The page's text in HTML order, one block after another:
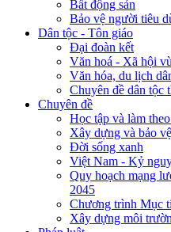
Bất động sản
Bảo vệ người tiêu
Dân tộc - Tôn giáo
Đại đoàn kết
Văn hoá - Xã hội
Văn hóa, du lịch
Chuyên đề dân tộc
Chuyên đề
Học tập và làm
Xây dựng và bảo
Đời sống xanh
Việt Nam - Kỷ
Quy hoạch mạng
2045
Chương trình Mục
Xây dựng môi